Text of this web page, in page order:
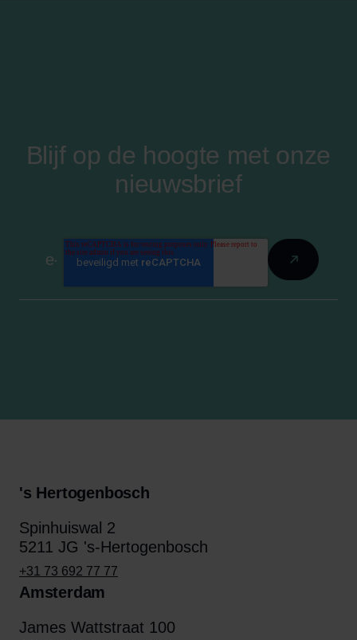
Blijf op de hoogte met onze
nieuwsbrief
's Hertogenbosch
Spinhuiswal 2
5211 JG 's-Hertogenbosch
+31 73 692 77 77
Amsterdam
James Wattstraat 100